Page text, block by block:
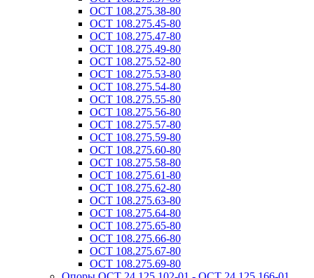
ОСТ 108.275.38-80
ОСТ 108.275.45-80
ОСТ 108.275.47-80
ОСТ 108.275.49-80
ОСТ 108.275.52-80
ОСТ 108.275.53-80
ОСТ 108.275.54-80
ОСТ 108.275.55-80
ОСТ 108.275.56-80
ОСТ 108.275.57-80
ОСТ 108.275.59-80
ОСТ 108.275.60-80
ОСТ 108.275.58-80
ОСТ 108.275.61-80
ОСТ 108.275.62-80
ОСТ 108.275.63-80
ОСТ 108.275.64-80
ОСТ 108.275.65-80
ОСТ 108.275.66-80
ОСТ 108.275.67-80
ОСТ 108.275.69-80